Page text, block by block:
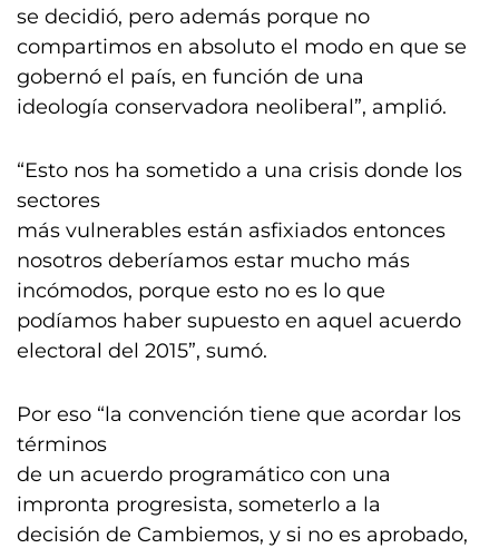
se decidió, pero además porque no
compartimos en absoluto el modo en que se
gobernó el país, en función de una
ideología conservadora neoliberal”, amplió.
“Esto nos ha sometido a una crisis donde los
sectores
más vulnerables están asfixiados entonces
nosotros deberíamos estar mucho más
incómodos, porque esto no es lo que
podíamos haber supuesto en aquel acuerdo
electoral del 2015”, sumó.
Por eso “la convención tiene que acordar los
términos
de un acuerdo programático con una
impronta progresista, someterlo a la
decisión de Cambiemos, y si no es aprobado,